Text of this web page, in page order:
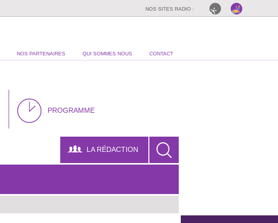
NOS SITES RADIO :
NOS PARTENAIRES QUI SOMMES NOUS CONTACT
PROGRAMME
LA RÉDACTION